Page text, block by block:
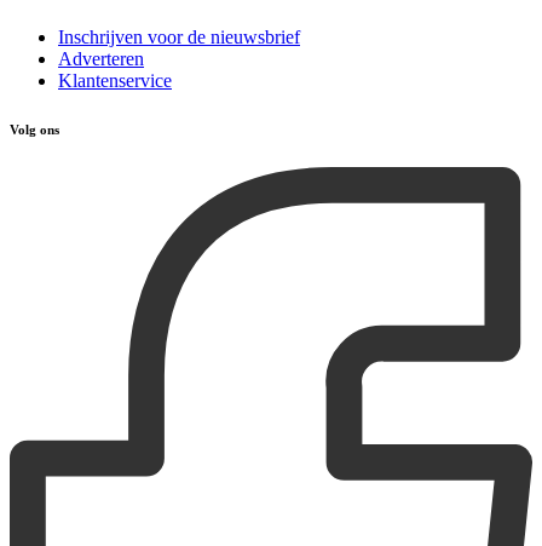
Inschrijven voor de nieuwsbrief
Adverteren
Klantenservice
Volg ons